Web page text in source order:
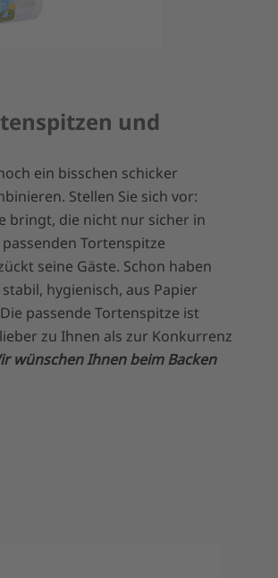
und
ein bisschen schicker
Stellen Sie sich vor:
bringt, die nicht nur sicher in
Tortenspitze
seine Gäste. Schon haben
hygienisch, aus Papier
passende Tortenspitze ist
zu Ihnen als zur Konkurrenz
wünschen Ihnen beim Backen